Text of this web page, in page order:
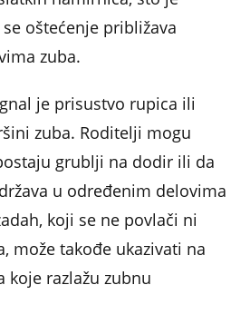
oštećenje približava
zuba.
je prisustvo rupica ili
zuba. Roditelji mogu
grublji na dodir ili da
u određenim delovima
koji se ne povlači ni
može takođe ukazivati na
koje razlažu zubnu